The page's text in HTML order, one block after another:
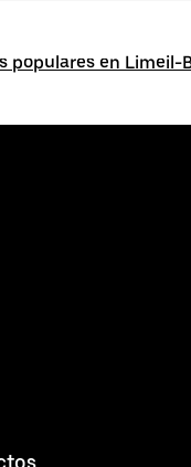
populares en Limeil-